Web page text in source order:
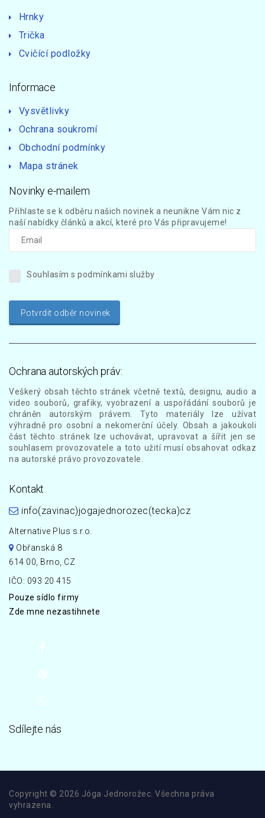
Hrnky
Trička
Cvičící podložky
Informace
Vysvětlivky
Ochrana soukromí
Obchodní podmínky
Mapa stránek
Novinky e-mailem
Přihlaste se k odběru našich novinek a neunikne Vám nic z
naší nabídky článků a akcí, které pro Vás připravujeme!
Souhlasím s podmínkami služby
Potvrdit odběr novinek
Ochrana autorských práv:
Veškerý obsah těchto stránek včetně textů, designu, audio a
video souborů, grafiky, vyobrazení a uspořádání souborů je
chráněn autorským právem. Tyto materiály lze užívat
výhradně pro osobní a nekomerční účely. Obsah a jakoukoli
část těchto stránek lze uchovávat, upravovat a šířit jen se
souhlasem provozovatele a toto užití musí obsahovat odkaz
na autorské právo provozovatele.
Kontakt
info(zavinac)jogajednorozec(tecka)cz
Alternative Plus s.r.o.
Obřanská 8
614 00, Brno, CZ
IČO: 093 20 415
Pouze sídlo firmy
Zde mne nezastihnete
Sdílejte nás
Copyright © 2026 Jóga Jednorožec. Všechna práva
vyhrazena.